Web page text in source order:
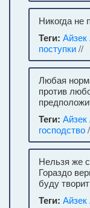
Никогда не
Теги:
поступки//
Любая
против
Теги:
господство
Нельзя же
Гораздо
буду
Теги: